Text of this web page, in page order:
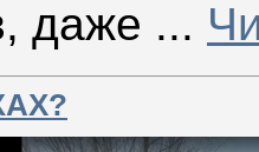
даже ...